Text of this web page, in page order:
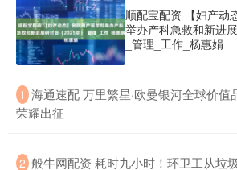
顺配宝配资 【妇产动
举办产科急救和新进
_管理_工作_杨惠娟
1 海通速配 万里繁星·欧曼银河全球价值
荣耀出征
2 般牛网配资 耗时九小时！环卫工从垃